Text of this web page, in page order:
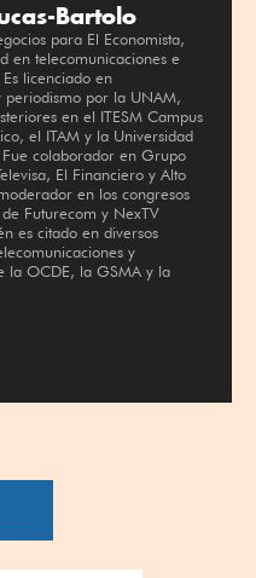
Bartolo
para El Economista,
en telecomunicaciones e
licenciado en
periodismo por la UNAM,
en el ITESM Campus
el ITAM y la Universidad
colaborador en Grupo
El Financiero y Alto
en los congresos
Futurecom y NexTV
es citado en diversos
y
la OCDE, la GSMA y la